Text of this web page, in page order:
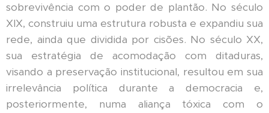
sobrevivência com o poder de plantão. No século
XIX, construiu uma estrutura robusta e expandiu sua
rede, ainda que dividida por cisões. No século XX,
sua estratégia de acomodação com ditaduras,
visando a preservação institucional, resultou em sua
irrelevância política durante a democracia e,
posteriormente, numa aliança tóxica com o